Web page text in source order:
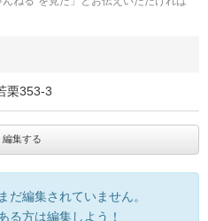
栗353-3
編集する
だ編集されていません。
る方は編集しよう！